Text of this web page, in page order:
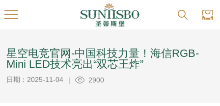
星空电竞官网-中国科技力量！海信RGB-
Mini LED技术亮出“双芯王炸”
日期：2025-11-04 | 2900